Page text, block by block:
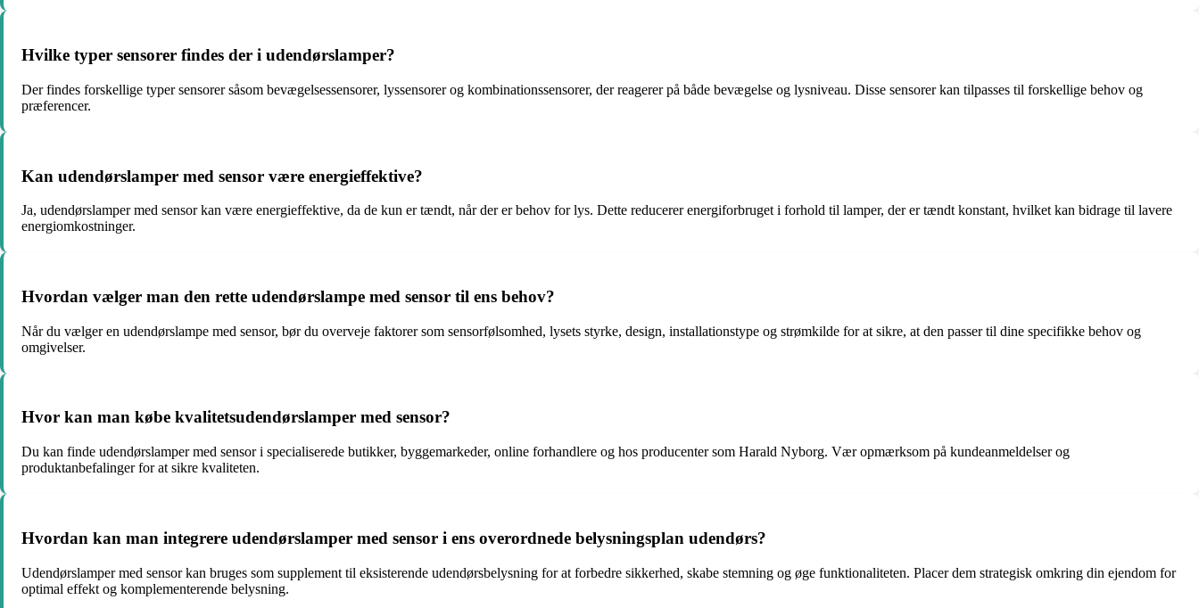
Hvilke typer sensorer findes der i udendørslamper?
Der findes forskellige typer sensorer såsom bevægelsessensorer, lyssensorer og kombinationssensorer, der reagerer på både bevægelse og lysniveau. Disse sensorer kan tilpasses til forskellige behov og
præferencer.
Kan udendørslamper med sensor være energieffektive?
Ja, udendørslamper med sensor kan være energieffektive, da de kun er tændt, når der er behov for lys. Dette reducerer energiforbruget i forhold til lamper, der er tændt konstant, hvilket kan bidrage til lavere
energiomkostninger.
Hvordan vælger man den rette udendørslampe med sensor til ens behov?
Når du vælger en udendørslampe med sensor, bør du overveje faktorer som sensorfølsomhed, lysets styrke, design, installationstype og strømkilde for at sikre, at den passer til dine specifikke behov og
omgivelser.
Hvor kan man købe kvalitetsudendørslamper med sensor?
Du kan finde udendørslamper med sensor i specialiserede butikker, byggemarkeder, online forhandlere og hos producenter som Harald Nyborg. Vær opmærksom på kundeanmeldelser og
produktanbefalinger for at sikre kvaliteten.
Hvordan kan man integrere udendørslamper med sensor i ens overordnede belysningsplan udendørs?
Udendørslamper med sensor kan bruges som supplement til eksisterende udendørsbelysning for at forbedre sikkerhed, skabe stemning og øge funktionaliteten. Placer dem strategisk omkring din ejendom for
optimal effekt og komplementerende belysning.